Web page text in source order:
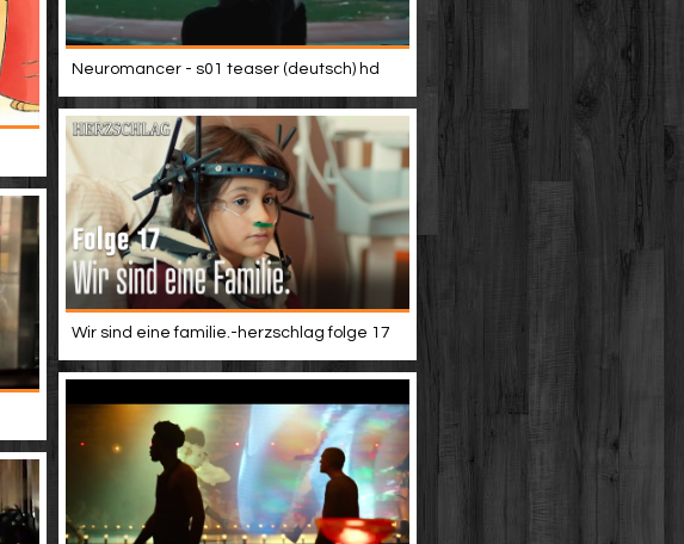
Neuromancer - s01 teaser (deutsch) hd
Wir sind eine familie.-herzschlag folge 17